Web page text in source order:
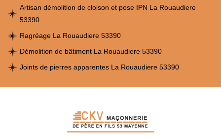
Artisan démolition de cloison et pose IPN La Rouaudiere
53390
Ragréage La Rouaudiere 53390
Démolition de bâtiment La Rouaudiere 53390
Joints de pierres apparentes La Rouaudiere 53390